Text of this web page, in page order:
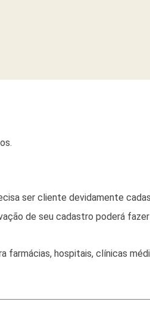
ser cliente devidamente
de seu cadastro poderá
farmácias, hospitais, clínicas